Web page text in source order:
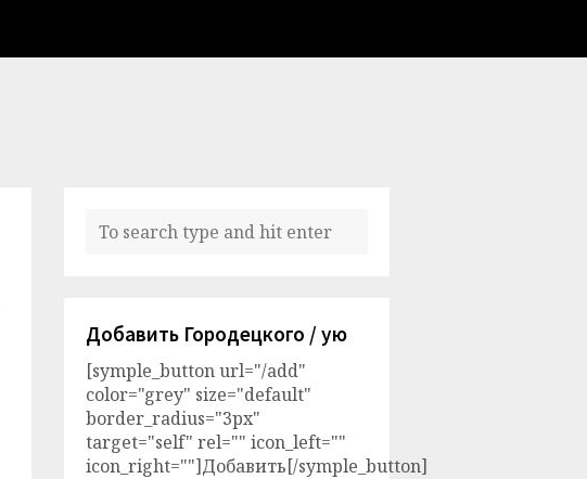
Добавить Городецкого / ую
[symple_button url="/add"
color="grey" size="default"
border_radius="3px"
target="self" rel="" icon_left=""
icon_right=""]Добавить[/symple_button]